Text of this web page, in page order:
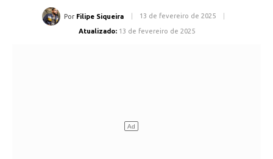
Por Filipe Siqueira 13 de fevereiro de 2025
Atualizado: 13 de fevereiro de 2025